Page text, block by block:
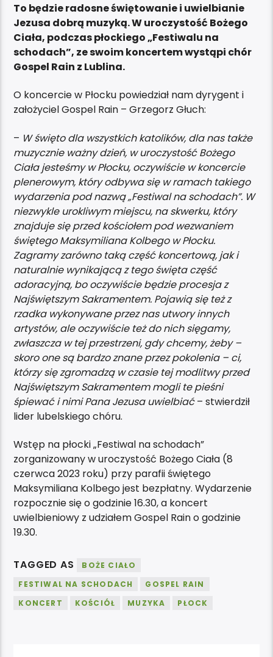
To będzie radosne świętowanie i uwielbianie
Jezusa dobrą muzyką. W uroczystość Bożego
Ciała, podczas płockiego „Festiwalu na
schodach”, ze swoim koncertem wystąpi chór
Gospel Rain z Lublina.
O koncercie w Płocku powiedział nam dyrygent i
założyciel Gospel Rain – Grzegorz Głuch:
– W święto dla wszystkich katolików, dla nas także
muzycznie ważny dzień, w uroczystość Bożego
Ciała jesteśmy w Płocku, oczywiście w koncercie
plenerowym, który odbywa się w ramach takiego
wydarzenia pod nazwą „Festiwal na schodach”. W
niezwykle urokliwym miejscu, na skwerku, który
znajduje się przed kościołem pod wezwaniem
świętego Maksymiliana Kolbego w Płocku.
Zagramy zarówno taką część koncertową, jak i
naturalnie wynikającą z tego święta część
adoracyjną, bo oczywiście będzie procesja z
Najświętszym Sakramentem. Pojawią się też z
rzadka wykonywane przez nas utwory innych
artystów, ale oczywiście też do nich sięgamy,
zwłaszcza w tej przestrzeni, gdy chcemy, żeby –
skoro one są bardzo znane przez pokolenia – ci,
którzy się zgromadzą w czasie tej modlitwy przed
Najświętszym Sakramentem mogli te pieśni
śpiewać i nimi Pana Jezusa uwielbiać– stwierdził
lider lubelskiego chóru.
Wstęp na płocki „Festiwal na schodach”
zorganizowany w uroczystość Bożego Ciała (8
czerwca 2023 roku) przy parafii świętego
Maksymiliana Kolbego jest bezpłatny. Wydarzenie
rozpocznie się o godzinie 16.30, a koncert
uwielbieniowy z udziałem Gospel Rain o godzinie
19.30.
TAGGED AS
BOŻE CIAŁO
FESTIWAL NA SCHODACH
GOSPEL RAIN
KONCERT
KOŚCIÓŁ MUZYKA PŁOCK